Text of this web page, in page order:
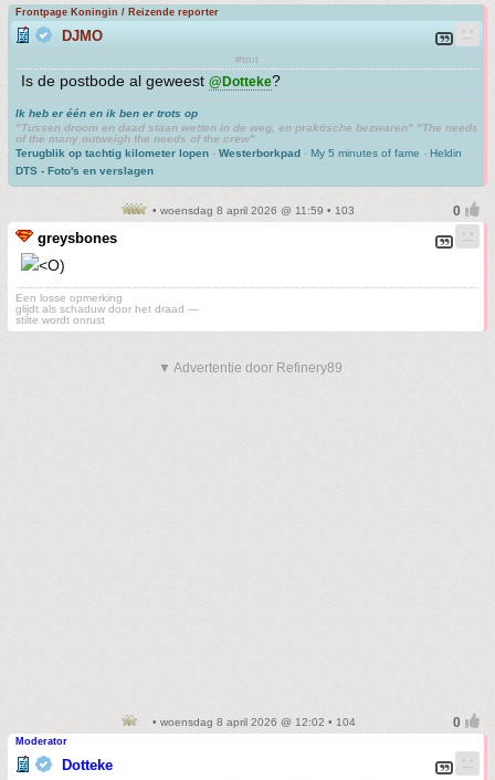
Frontpage Koningin / Reizende reporter
DJMO
#trut
Is de postbode al geweest @Dotteke?
Ik heb er één en ik ben er trots op
"Tussen droom en daad staan wetten in de weg, en praktische bezwaren" "The needs
of the many outweigh the needs of the crew"
Terugblik op tachtig kilometer lopen - Westerborkpad - My 5 minutes of fame - Heldin
DTS - Foto's en verslagen
• woensdag 8 april 2026 @ 11:59 • 103
greysbones
Een losse opmerking
glijdt als schaduw door het draad —
stilte wordt onrust
▼ Advertentie door Refinery89
• woensdag 8 april 2026 @ 12:02 • 104
Moderator
Dotteke